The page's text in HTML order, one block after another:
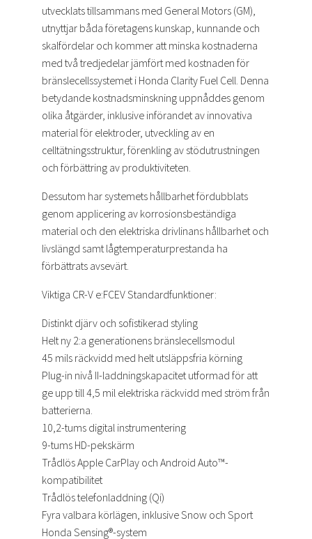
utvecklats tillsammans med General Motors (GM),
utnyttjar båda företagens kunskap, kunnande och
skalfördelar och kommer att minska kostnaderna
med två tredjedelar jämfört med kostnaden för
bränslecellssystemet i Honda Clarity Fuel Cell. Denna
betydande kostnadsminskning uppnåddes genom
olika åtgärder, inklusive införandet av innovativa
material för elektroder, utveckling av en
celltätningsstruktur, förenkling av stödutrustningen
och förbättring av produktiviteten.
Dessutom har systemets hållbarhet fördubblats
genom applicering av korrosionsbeständiga
material och den elektriska drivlinans hållbarhet och
livslängd samt lågtemperaturprestanda ha
förbättrats avsevärt.
Viktiga CR-V e:FCEV Standardfunktioner:
Distinkt djärv och sofistikerad styling
Helt ny 2:a generationens bränslecellsmodul
45 mils räckvidd med helt utsläppsfria körning
Plug-in nivå II-laddningskapacitet utformad för att
ge upp till 4,5 mil elektriska räckvidd med ström från
batterierna.
10,2-tums digital instrumentering
9-tums HD-pekskärm
Trådlös Apple CarPlay och Android Auto™-
kompatibilitet
Trådlös telefonladdning (Qi)
Fyra valbara körlägen, inklusive Snow och Sport
Honda Sensing®-system